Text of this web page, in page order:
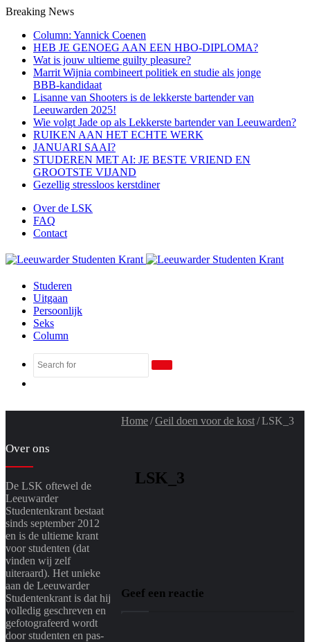
Breaking News
Column: Yannick Coenen
HEB JE GENOEG AAN EEN HBO-DIPLOMA?
Wat is jouw ultieme guilty pleasure?
Marrit Wijnia combineert politiek en studie als jonge
BBB‑kandidaat
Lisanne van Shooters is de lekkerste bartender van
Leeuwarden 2025!
Wie volgt Jade op als Lekkerste bartender van Leeuwarden?
RUIKEN AAN HET ECHTE WERK
JANUARI SAAI?
STUDEREN MET AI: JE BESTE VRIEND EN
GROOTSTE VIJAND
Gezellig stressloos kerstdiner
Over de LSK
FAQ
Contact
Studeren
Uitgaan
Persoonlijk
Seks
Column
Search
Home/Geil doen voor de kost/LSK_3
LSK_3
Geef een reactie
Over ons
De LSK oftewel de
Leeuwarder
Studentenkrant bestaat
sinds september 2012
en is de ultieme krant
voor studenten (dat
vinden wij zelf
uiteraard). Het unieke
aan de Leeuwarder
Studentenkrant is dat hij
volledig geschreven en
gefotografeerd wordt
door studenten en pas-